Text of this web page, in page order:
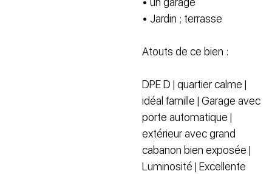
• Jardin ; terrasse
Atouts de ce bien :
DPE D | quartier calme |
idéal famille | Garage avec
porte automatique |
extérieur avec grand
cabanon bien exposée |
Luminosité | Excellente